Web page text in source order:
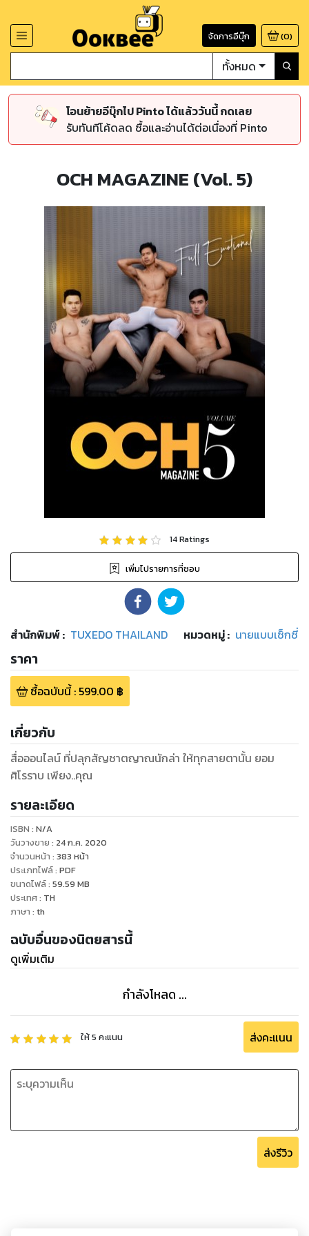
จัดการอีบุ๊ก (0)
ทั้งหมด
โอนย้ายอีบุ๊กไป Pinto ได้แล้ววันนี้ กดเลย
รับทันทีโค้ดลด ซื้อและอ่านได้ต่อเนื่องที่ Pinto
OCH MAGAZINE (Vol. 5)
14Ratings
เพิ่มไปรายการที่ชอบ
สำนักพิมพ์: TUXEDO THAILAND หมวดหมู่: นายแบบเซ็กซี่
ราคา
ซื้อฉบับนี้: 599.00 ฿
เกี่ยวกับ
สื่อออนไลน์ ที่ปลุกสัญชาตญาณนักล่า ให้ทุกสายตานั้น ยอม
ศิโรราบ เพียง..คุณ
รายละเอียด
ISBN : N/A
วันวางขาย : 24 ก.ค. 2020
จำนวนหน้า : 383 หน้า
ประเภทไฟล์: PDF
ขนาดไฟล์: 59.59 MB
ประเทศ: TH
ภาษา : th
ฉบับอื่นของนิตยสารนี้
ดูเพิ่มเติม
กำลังโหลด ...
ให้5 คะแนน ส่งคะแนน
ส่งรีวิว